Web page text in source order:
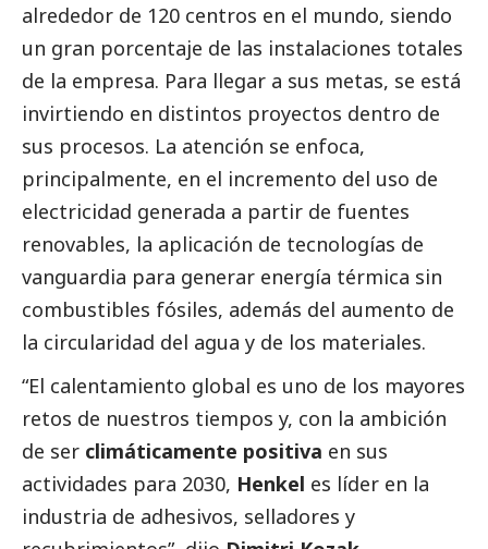
alrededor de 120 centros en el mundo, siendo
un gran porcentaje de las instalaciones totales
de la empresa. Para llegar a sus metas, se está
invirtiendo en distintos proyectos dentro de
sus procesos. La atención se enfoca,
principalmente, en el incremento del uso de
electricidad generada a partir de fuentes
renovables, la aplicación de tecnologías de
vanguardia para generar energía térmica sin
combustibles fósiles, además del aumento de
la circularidad del agua y de los materiales.
“El calentamiento global es uno de los mayores
retos de nuestros tiempos y, con la ambición
de ser climáticamente positiva en sus
actividades para 2030, Henkel es líder en la
industria de adhesivos, selladores y